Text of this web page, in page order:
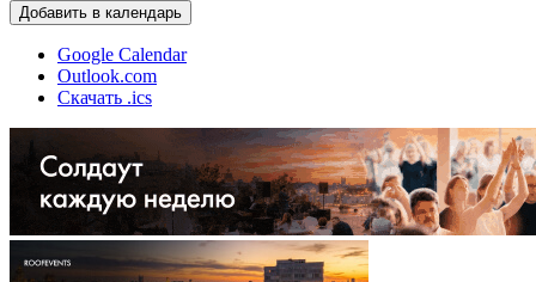
Добавить в календарь
Google Calendar
Outlook.com
Скачать .ics